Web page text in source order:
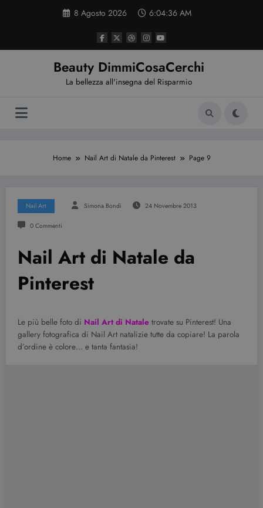
8 Agosto 2026 6:04:37 AM
Beauty DimmiCosaCerchi
La bellezza all'insegna del Risparmio
Home Nail Art di Natale da Pinterest Page 9
Nail Art Simona Bondi 24 Novembre 2013
0 Commenti
Nail Art di Natale da
Pinterest
Le più belle foto di Nail Art di Natale trovate su Pinterest! Una
gallery fotografica di Nail Art natalizie tutte da copiare! La parola
d’ordine è colore… e tanta fantasia!